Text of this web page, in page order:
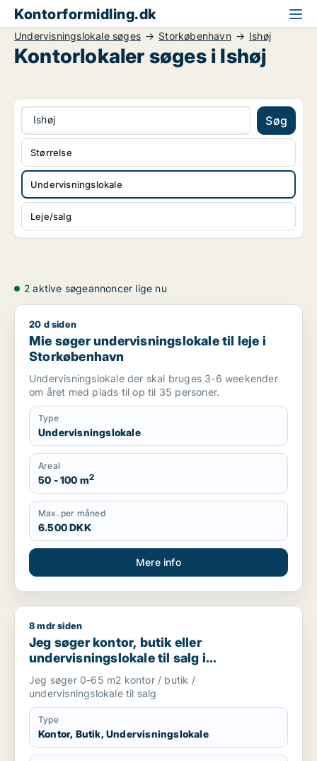
Kontorformidling.dk
Undervisningslokale søges Storkøbenhavn Ishøj
Kontorlokaler søges i Ishøj
Ishøj Søg
Undervisningslokale
Leje/salg
Størrelse
2 aktive søgeannoncer lige nu
Mie søger undervisningslokale til leje i Storkøbenhavn
20 d siden
Mie søger undervisningslokale til leje i
Storkøbenhavn
Undervisningslokale der skal bruges 3-6 weekender
om året med plads til op til 35 personer.
Type
Undervisningslokale
Areal
50 - 100 m2
Max. per måned
6.500 DKK
Mere info
Jeg søger kontor, butik eller undervisningslokale til salg i
8 mdr siden
Jeg søger kontor, butik eller
undervisningslokale til salg i
Storkøbenhavn, Nordsjælland eller Fyn
m.fl.
Jeg søger 0-65 m2 kontor / butik /
undervisningslokale til salg
Type
Kontor, Butik, Undervisningslokale